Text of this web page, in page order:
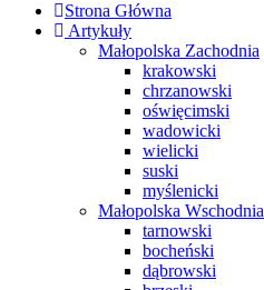
Strona Główna
Artykuły
Małopolska Zachodnia
krakowski
chrzanowski
oświęcimski
wadowicki
wielicki
suski
myślenicki
Małopolska Wschodnia
tarnowski
bocheński
dąbrowski